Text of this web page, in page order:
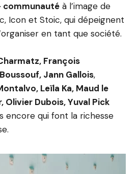
communauté à l’image de
Icon et Stoic, qui dépeignent
en tant que société.
François
Jann Gallois,
Leïla Ka, Maud le
Olivier Dubois, Yuval Pick
encore qui font la richesse